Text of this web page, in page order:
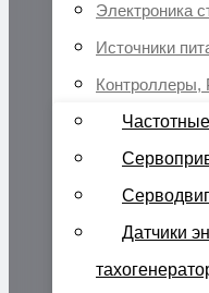
Электроника
Источники
Контроллеры,
Датчики